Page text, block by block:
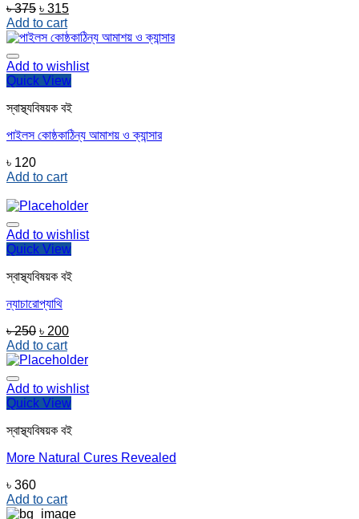
৳375 Original
price
was:
৳ 315Current
is:
Add to cart
Add to wishlist
Quick View
স্বাস্থ্যবিষয়ক বই
পাইলস কোষ্ঠকাঠিন্য আমাশয় ও ক্যান্সার
৳ 120
Add to cart
Add to wishlist
Quick View
স্বাস্থ্যবিষয়ক বই
ন্যাচারোপ্যাথি
৳250 Original
price
was:
৳ 200Current
is:
Add to cart
Add to wishlist
Quick View
স্বাস্থ্যবিষয়ক বই
More Natural Cures Revealed
৳ 360
Add to cart